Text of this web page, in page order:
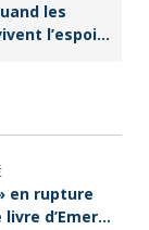
les
l’espoir
en rupture
d’Emeric